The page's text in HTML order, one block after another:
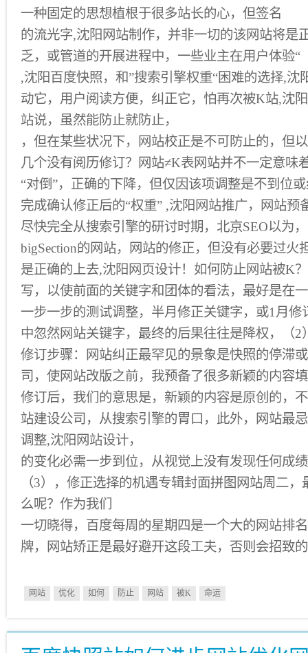
一种固定的思想植根于很多站长的心，但签名
的流光字,沈阳网站制作，并非一切的该网站将是
乏，或管道的开展进程中，一些业主在用户体验“
,沈阳百度快照，和”搜索引擎权重“困难的选择,沈
动它，用户阅读方便，纠正它，怕再次被K站,沈
站说，虽然能防止就防止，
，但在某些状况下，网站校正是不可防止的，但
几个没有阅历修订？网站≠K表网站并不一定意味
“对倒”，正确的下降，但仅因该项调整是不到位
完成确认修正后的“权重” ,沈阳网站推广，网站预
尽快完全从搜索引擎的研讨时期，北京SEO以为
bigSection的网站，网站的修正，但没有必要过火
是正确的上去,沈阳网页设计！如何防止网站被K
写，以使前面的关键字和团体的看法，最好是在
一步一步的测试调整，半月修正关键字，或1月修
中忽然网站关键字，最终的后果往往是降权，（2
修订步骤：网站纠正最罕见的景象是快照的停滞
司，使网站改版之前，我预备了很多新颖的内容
修订后，我们的意思是，新颖的内容是原创的，
站建设公司，从搜索引擎的胃口，此外，网站最
调整,沈阳网站设计，
的变化必需一步到位，从视觉上没有发现任何成
（3），修正选择的机遇专辑封面拼图网站周二，
么呢？作为我们
一切晓得，百度每周的星期四是一个大的网站排
牌，网站矫正是最好避开这段工夫，否则会招致
网站 优化 如何 防止 网站 被K 命运